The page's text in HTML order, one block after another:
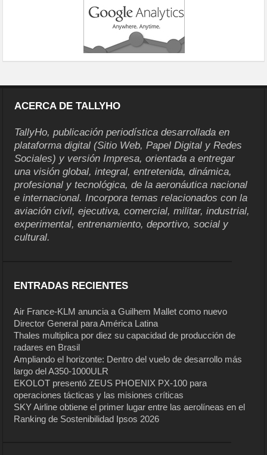
ACERCA DE TALLYHO
TallyHo, publicación periodística desarrollada en
plataforma digital (Sitio Web, Papel Digital y Redes
Sociales) y versión Impresa, orientada a entregar
una visión global, integral, entretenida, dinámica,
profesional y tecnológica, de la aeronáutica nacional
e internacional. Incorpora temas relacionados con la
aviación civil, ejecutiva, comercial, militar, industrial,
experimental, entrenamiento, deportivo, social y
cultural.
ENTRADAS RECIENTES
Air France-KLM anuncia a Guilhem Mallet como nuevo
Director General para América Latina
Thales multiplica por diez su capacidad de producción de
radares en Brasil
Ampliando el horizonte: Dentro del vuelo de desarrollo más
largo del A350-1000ULR
EKOLOT presentó ZEUS PHOENIX PX-100 para
operaciones tácticas y las misiones críticas
SKY Airline obtiene el primer lugar entre las aerolíneas en el
Ranking de Sostenibilidad Ipsos 2026